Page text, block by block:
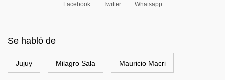
Facebook Twitter Whatsapp
Se habló de
Jujuy Milagro Sala Mauricio Macri